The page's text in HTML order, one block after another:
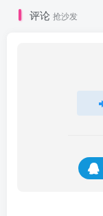
评论 抢沙发